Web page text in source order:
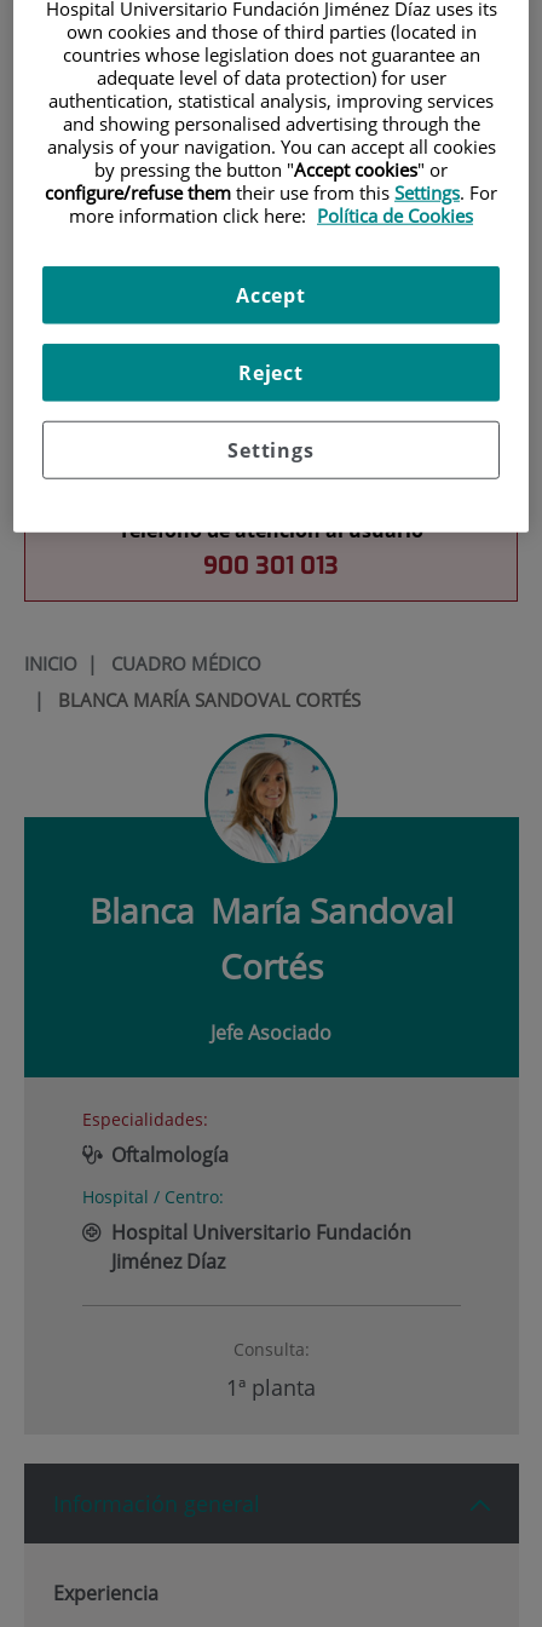
Investigación
Docencia
Teléfono de atención al usuario
900 301 013
INICIO| CUADRO MÉDICO
| BLANCA MARÍA SANDOVAL CORTÉS
Blanca María Sandoval
Cortés
Jefe Asociado
Especialidades:
Oftalmología
Hospital / Centro:
Hospital Universitario Fundación
Jiménez Díaz
Consulta:
1ª planta
Información general
Experiencia
Hospital Universitario Fundación Jiménez Díaz uses its
own cookies and those of third parties (located in
countries whose legislation does not guarantee an
adequate level of data protection) for user
authentication, statistical analysis, improving services
and showing personalised advertising through the
analysis of your navigation. You can accept all cookies
by pressing the button "Accept cookies" or
configure/refuse them their use from this Settings. For
more information click here: Política de Cookies
Settings
Reject
Accept